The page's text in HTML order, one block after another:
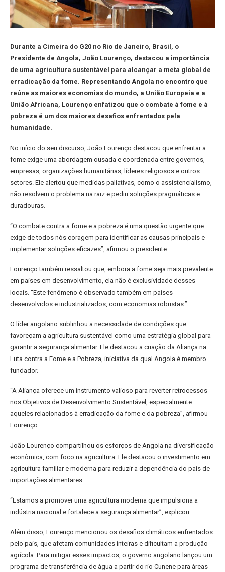
Durante a Cimeira do G20 no Rio de Janeiro, Brasil, o
Presidente de Angola, João Lourenço, destacou a importância
de uma agricultura sustentável para alcançar a meta global de
erradicação da fome. Representando Angola no encontro que
reúne as maiores economias do mundo, a União Europeia e a
União Africana, Lourenço enfatizou que o combate à fome e à
pobreza é um dos maiores desafios enfrentados pela
humanidade.
No início do seu discurso, João Lourenço destacou que enfrentar a
fome exige uma abordagem ousada e coordenada entre governos,
empresas, organizações humanitárias, líderes religiosos e outros
setores. Ele alertou que medidas paliativas, como o assistencialismo,
não resolvem o problema na raiz e pediu soluções pragmáticas e
duradouras.
“O combate contra a fome e a pobreza é uma questão urgente que
exige de todos nós coragem para identificar as causas principais e
implementar soluções eficazes”, afirmou o presidente.
Lourenço também ressaltou que, embora a fome seja mais prevalente
em países em desenvolvimento, ela não é exclusividade desses
locais. “Este fenômeno é observado também em países
desenvolvidos e industrializados, com economias robustas.”
O líder angolano sublinhou a necessidade de condições que
favoreçam a agricultura sustentável como uma estratégia global para
garantir a segurança alimentar. Ele destacou a criação da Aliança na
Luta contra a Fome e a Pobreza, iniciativa da qual Angola é membro
fundador.
“A Aliança oferece um instrumento valioso para reverter retrocessos
nos Objetivos de Desenvolvimento Sustentável, especialmente
aqueles relacionados à erradicação da fome e da pobreza”, afirmou
Lourenço.
João Lourenço compartilhou os esforços de Angola na diversificação
econômica, com foco na agricultura. Ele destacou o investimento em
agricultura familiar e moderna para reduzir a dependência do país de
importações alimentares.
“Estamos a promover uma agricultura moderna que impulsiona a
indústria nacional e fortalece a segurança alimentar”, explicou.
Além disso, Lourenço mencionou os desafios climáticos enfrentados
pelo país, que afetam comunidades inteiras e dificultam a produção
agrícola. Para mitigar esses impactos, o governo angolano lançou um
programa de transferência de água a partir do rio Cunene para áreas